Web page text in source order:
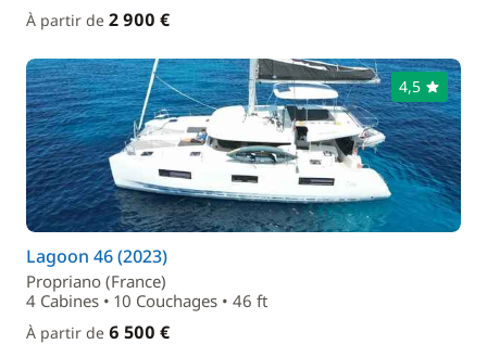
À partir de 2 900 €
4,5
Lagoon 46 (2023)
Propriano (France)
4 Cabines • 10 Couchages • 46 ft
À partir de 6 500 €